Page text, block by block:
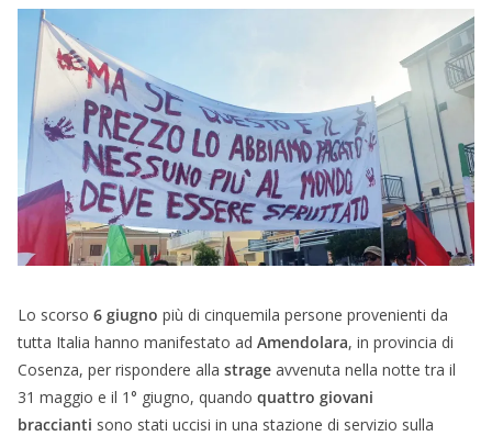
Lo scorso 6 giugno più di cinquemila persone provenienti da
tutta Italia hanno manifestato ad Amendolara, in provincia di
Cosenza, per rispondere alla strage avvenuta nella notte tra il
31 maggio e il 1° giugno, quando quattro giovani
braccianti sono stati uccisi in una stazione di servizio sulla